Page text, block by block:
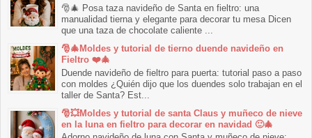
🎅🎄 Posa taza navideño de Santa en fieltro: una
manualidad tierna y elegante para decorar tu mesa Dicen
que una taza de chocolate caliente ...
🎅🎄Moldes y tutorial de tierno duende navideño en
Fieltro ❤️🎄
Duende navideño de fieltro para puerta: tutorial paso a paso
con moldes ¿Quién dijo que los duendes solo trabajan en el
taller de Santa? Est...
🎅💥Moldes y tutorial de santa Claus y muñeco de nieve
en la luna en fieltro para decorar en navidad 🙂🎄